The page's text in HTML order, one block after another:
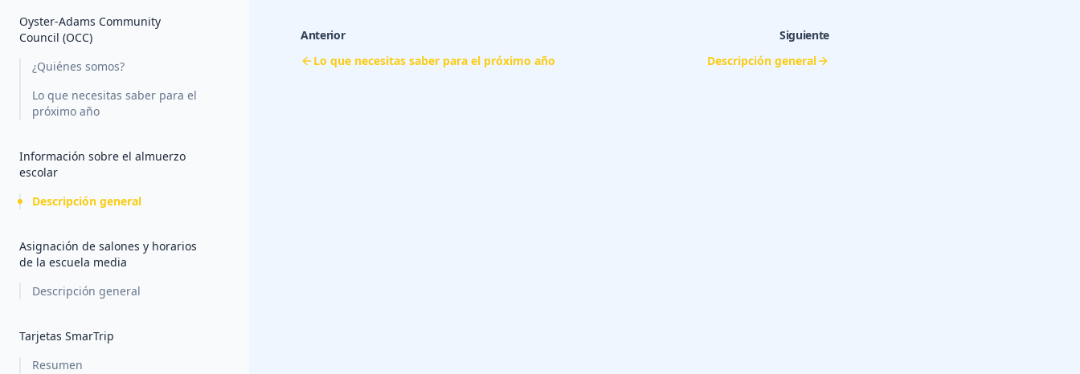
Oyster-Adams Community
Council (OCC)
¿Quiénes somos?
Lo que necesitas saber para el
próximo año
Información sobre el almuerzo
escolar
Descripción general
Asignación de salones y horarios
de la escuela media
Descripción general
Tarjetas SmarTrip
Resumen
Anterior
Lo que necesitas saber para el próximo año
Siguiente
Descripción general